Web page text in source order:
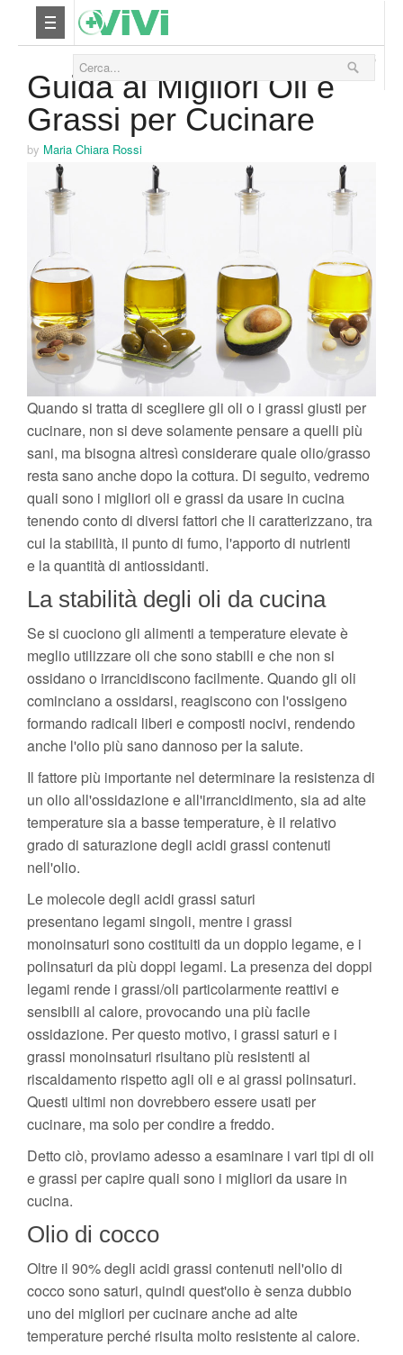
Yoga
Relax
Viaggi & Vacanze
17 Dicembre 2015
Guida ai Migliori Oli e
Grassi per Cucinare
by Maria Chiara Rossi
Quando si tratta di scegliere gli oli o i grassi giusti per
cucinare, non si deve solamente pensare a quelli più
sani, ma bisogna altresì considerare quale olio/grasso
resta sano anche dopo la cottura. Di seguito, vedremo
quali sono i migliori oli e grassi da usare in cucina
tenendo conto di diversi fattori che li caratterizzano, tra
cui la stabilità, il punto di fumo, l'apporto di nutrienti
e la quantità di antiossidanti.
La stabilità degli oli da cucina
Se si cuociono gli alimenti a temperature elevate è
meglio utilizzare oli che sono stabili e che non si
ossidano o irrancidiscono facilmente. Quando gli oli
cominciano a ossidarsi, reagiscono con l'ossigeno
formando radicali liberi e composti nocivi, rendendo
anche l'olio più sano dannoso per la salute.
Il fattore più importante nel determinare la resistenza di
un olio all'ossidazione e all'irrancidimento, sia ad alte
temperature sia a basse temperature, è il relativo
grado di saturazione degli acidi grassi contenuti
nell'olio.
Le molecole degli acidi grassi saturi
presentano legami singoli, mentre i grassi
monoinsaturi sono costituiti da un doppio legame, e i
polinsaturi da più doppi legami. La presenza dei doppi
legami rende i grassi/oli particolarmente reattivi e
sensibili al calore, provocando una più facile
ossidazione. Per questo motivo, i grassi saturi e i
grassi monoinsaturi risultano più resistenti al
riscaldamento rispetto agli oli e ai grassi polinsaturi.
Questi ultimi non dovrebbero essere usati per
cucinare, ma solo per condire a freddo.
Detto ciò, proviamo adesso a esaminare i vari tipi di oli
e grassi per capire quali sono i migliori da usare in
cucina.
Olio di cocco
Oltre il 90% degli acidi grassi contenuti nell'olio di
cocco sono saturi, quindi quest'olio è senza dubbio
uno dei migliori per cucinare anche ad alte
temperature perché risulta molto resistente al calore.